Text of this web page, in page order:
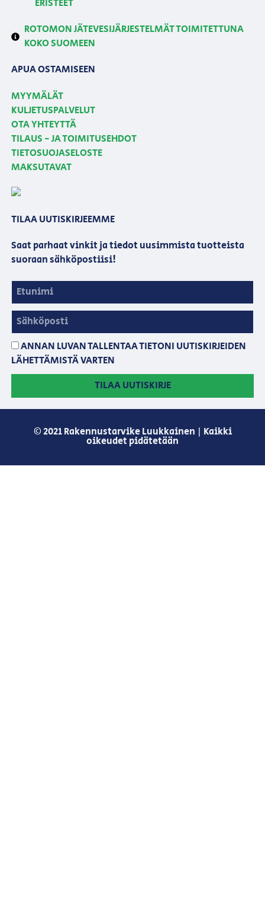
ERISTEET
ROTOMON JÄTEVESIJÄRJESTELMÄT TOIMITETTUNA
KOKO SUOMEEN
APUA OSTAMISEEN
MYYMÄLÄT
KULJETUSPALVELUT
OTA YHTEYTTÄ
TILAUS - JA TOIMITUSEHDOT
TIETOSUOJASELOSTE
MAKSUTAVAT
TILAA UUTISKIRJEEMME
Saat parhaat vinkit ja tiedot uusimmista tuotteista
suoraan sähköpostiisi!
ANNAN LUVAN TALLENTAA TIETONI UUTISKIRJEIDEN
LÄHETTÄMISTÄ VARTEN
TILAA UUTISKIRJE
© 2021 Rakennustarvike Luukkainen | Kaikki
oikeudet pidätetään